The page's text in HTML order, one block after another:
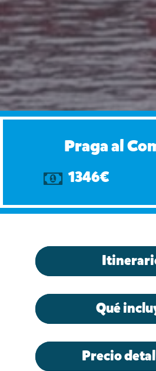
Praga al
1346€
Qué
Precio